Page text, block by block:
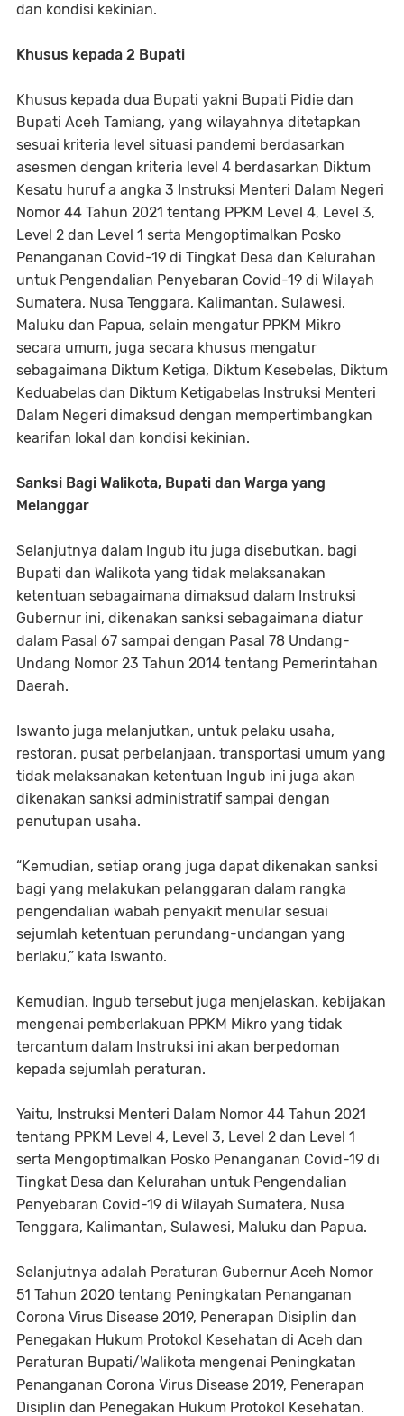
dan kondisi kekinian.
Khusus kepada 2 Bupati
Khusus kepada dua Bupati yakni Bupati Pidie dan
Bupati Aceh Tamiang, yang wilayahnya ditetapkan
sesuai kriteria level situasi pandemi berdasarkan
asesmen dengan kriteria level 4 berdasarkan Diktum
Kesatu huruf a angka 3 Instruksi Menteri Dalam Negeri
Nomor 44 Tahun 2021 tentang PPKM Level 4, Level 3,
Level 2 dan Level 1 serta Mengoptimalkan Posko
Penanganan Covid-19 di Tingkat Desa dan Kelurahan
untuk Pengendalian Penyebaran Covid-19 di Wilayah
Sumatera, Nusa Tenggara, Kalimantan, Sulawesi,
Maluku dan Papua, selain mengatur PPKM Mikro
secara umum, juga secara khusus mengatur
sebagaimana Diktum Ketiga, Diktum Kesebelas, Diktum
Keduabelas dan Diktum Ketigabelas Instruksi Menteri
Dalam Negeri dimaksud dengan mempertimbangkan
kearifan lokal dan kondisi kekinian.
Sanksi Bagi Walikota, Bupati dan Warga yang
Melanggar
Selanjutnya dalam Ingub itu juga disebutkan, bagi
Bupati dan Walikota yang tidak melaksanakan
ketentuan sebagaimana dimaksud dalam Instruksi
Gubernur ini, dikenakan sanksi sebagaimana diatur
dalam Pasal 67 sampai dengan Pasal 78 Undang-
Undang Nomor 23 Tahun 2014 tentang Pemerintahan
Daerah.
Iswanto juga melanjutkan, untuk pelaku usaha,
restoran, pusat perbelanjaan, transportasi umum yang
tidak melaksanakan ketentuan Ingub ini juga akan
dikenakan sanksi administratif sampai dengan
penutupan usaha.
“Kemudian, setiap orang juga dapat dikenakan sanksi
bagi yang melakukan pelanggaran dalam rangka
pengendalian wabah penyakit menular sesuai
sejumlah ketentuan perundang-undangan yang
berlaku,” kata Iswanto.
Kemudian, Ingub tersebut juga menjelaskan, kebijakan
mengenai pemberlakuan PPKM Mikro yang tidak
tercantum dalam Instruksi ini akan berpedoman
kepada sejumlah peraturan.
Yaitu, Instruksi Menteri Dalam Nomor 44 Tahun 2021
tentang PPKM Level 4, Level 3, Level 2 dan Level 1
serta Mengoptimalkan Posko Penanganan Covid-19 di
Tingkat Desa dan Kelurahan untuk Pengendalian
Penyebaran Covid-19 di Wilayah Sumatera, Nusa
Tenggara, Kalimantan, Sulawesi, Maluku dan Papua.
Selanjutnya adalah Peraturan Gubernur Aceh Nomor
51 Tahun 2020 tentang Peningkatan Penanganan
Corona Virus Disease 2019, Penerapan Disiplin dan
Penegakan Hukum Protokol Kesehatan di Aceh dan
Peraturan Bupati/Walikota mengenai Peningkatan
Penanganan Corona Virus Disease 2019, Penerapan
Disiplin dan Penegakan Hukum Protokol Kesehatan.